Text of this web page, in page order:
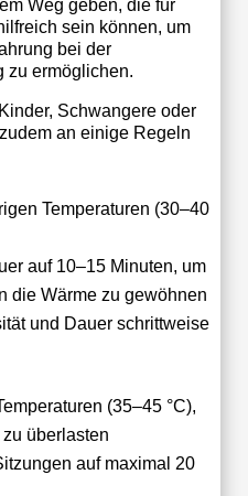
Weg geben, die für
sein können, um
bei der
zu ermöglichen.
Schwangere oder
an einige Regeln
Temperaturen (30–40
auf 10–15 Minuten, um
die Wärme zu gewöhnen
und Dauer schrittweise
(35–45 °C),
überlasten
auf maximal 20